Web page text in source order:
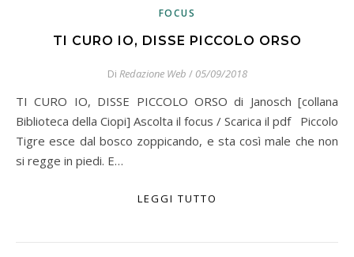
FOCUS
TI CURO IO, DISSE PICCOLO ORSO
Di Redazione Web / 05/09/2018
TI CURO IO, DISSE PICCOLO ORSO di Janosch [collana
Biblioteca della Ciopi] Ascolta il focus / Scarica il pdf Piccolo
Tigre esce dal bosco zoppicando, e sta così male che non
si regge in piedi. E…
LEGGI TUTTO